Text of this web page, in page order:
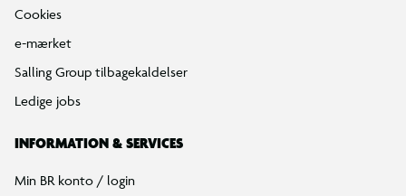
Cookies
e-mærket
Salling Group tilbagekaldelser
Ledige jobs
INFORMATION & SERVICES
Min BR konto / login